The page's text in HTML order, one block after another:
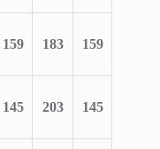
159 183 159
145 203 145